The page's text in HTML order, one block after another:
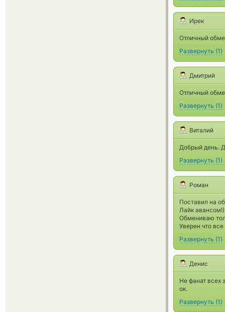
Ирек
Отличный
Развернуть (1)
Дмитрий
Отличный
Развернуть (1)
Виталий
Добрый день.
Развернуть (1)
Роман
Поставил на
Лайк авансом!)
Обмениваю
Уверен что
Развернуть (1)
Денис
Не фанат всех
ок.
Развернуть (1)